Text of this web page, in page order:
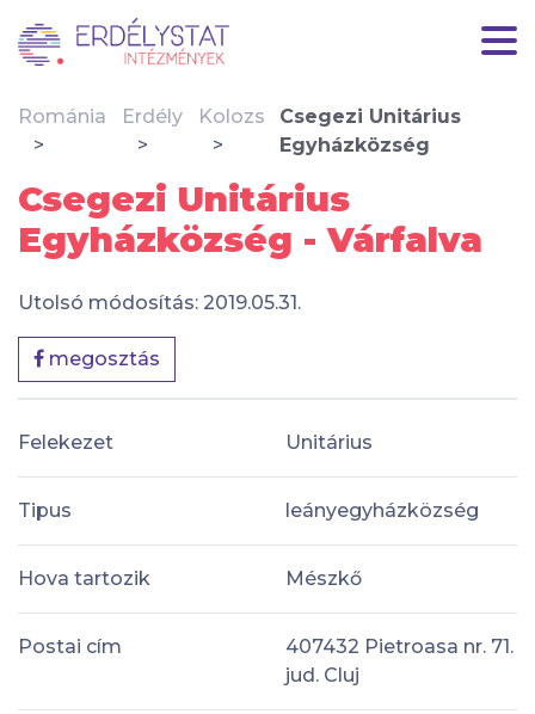
Románia Erdély Kolozs
Csegezi Unitárius
Egyházközség
Csegezi Unitárius
Egyházközség - Várfalva
Utolsó módosítás: 2019.05.31.
megosztás
Felekezet Unitárius
Tipus leányegyházközség
Hova tartozik Mészkő
Postai cím
407432 Pietroasa nr. 71.
jud. Cluj